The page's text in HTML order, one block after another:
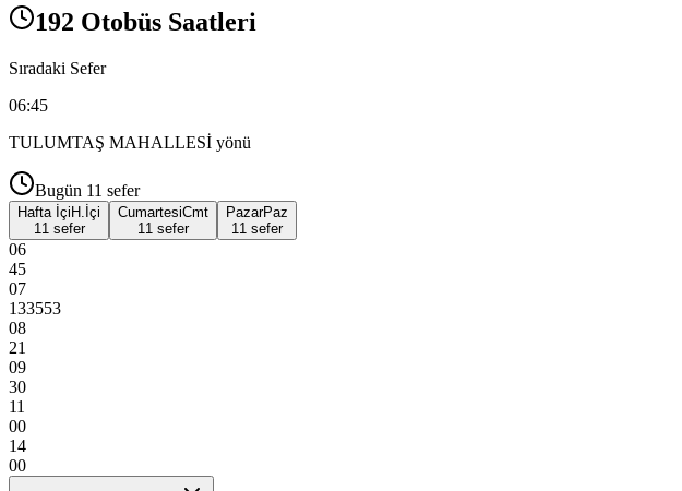
192 Otobüs Saatleri
Sıradaki Sefer
06:45
TULUMTAŞ MAHALLESİ yönü
Bugün 11 sefer
Hafta İçi H.İçi
11 sefer
CumartesiCmt
11 sefer
PazarPaz
11 sefer
06
45
07
133553
08
21
09
30
11
00
14
00